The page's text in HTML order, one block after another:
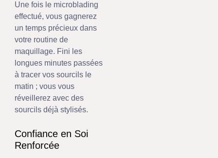
Une fois le microblading
effectué, vous gagnerez
un temps précieux dans
votre routine de
maquillage. Fini les
longues minutes passées
à tracer vos sourcils le
matin ; vous vous
réveillerez avec des
sourcils déjà stylisés.
Confiance en Soi
Renforcée